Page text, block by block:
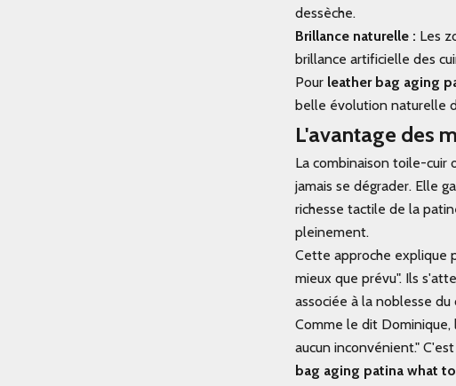
dessèche.
Brillance naturelle : Les
brillance artificielle des
Pour leather bag aging
belle évolution naturelle
L'avantage des
La combinaison toile-cuir
jamais se dégrader. Elle
richesse tactile de la
pleinement.
Cette approche explique
mieux que prévu". Ils
associée à la noblesse du
Comme le dit Dominique,
aucun inconvénient."
bag aging patina what